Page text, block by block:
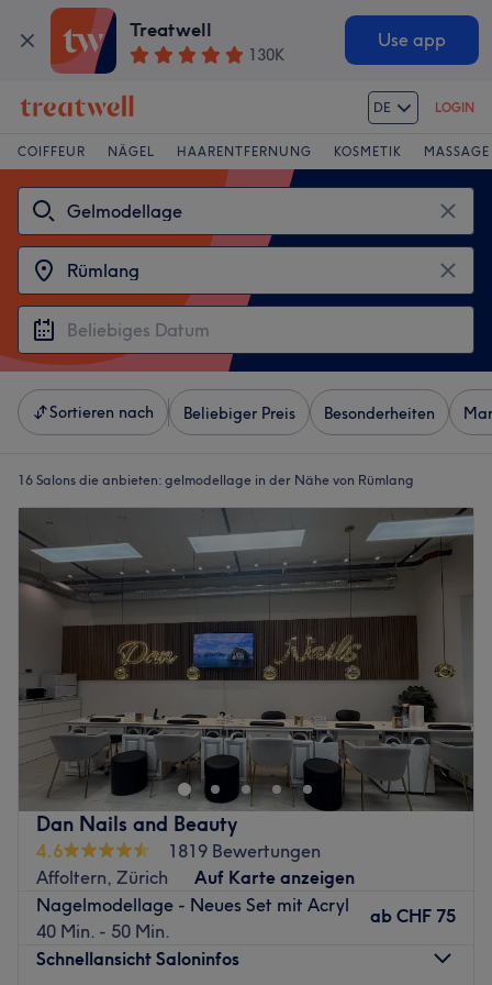
Treatwell
130K
Use app
DE LOGIN
COIFFEUR NÄGEL HAARENTFERNUNG KOSMETIK MASSAGE
Sortieren nach Beliebiger Preis Besonderheiten
16 Salons die anbieten: gelmodellage in der Nähe von Rümlang
Dan Nails and Beauty
4.6
1819 Bewertungen
Affoltern, Zürich
Auf Karte anzeigen
Nagelmodellage - Neues Set mit Acryl
40 Min. - 50 Min.
ab CHF 75
Schnellansicht Saloninfos